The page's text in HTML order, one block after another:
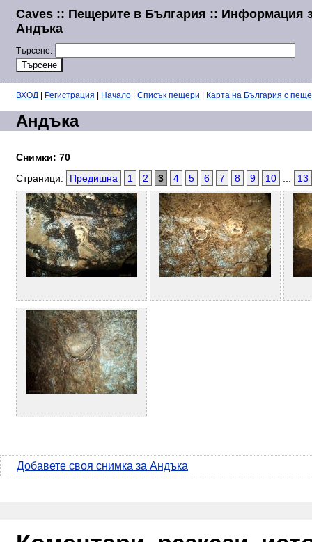
Caves :: Пещерите в България :: Информация
Андъка
Търсене:
ВХОД Регистрация Начало Списък пещери Карта на България с
Андъка
Снимки: 70
Страници:
Предишна 1 2 3 4 5 6 7 8 9 10 13
Добавете своя снимка за Андъка